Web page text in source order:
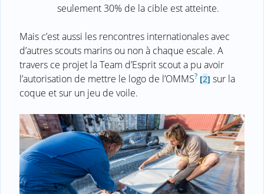
seulement 30% de la cible est atteinte.
Mais c’est aussi les rencontres internationales avec
d’autres scouts marins ou non à chaque escale. A
travers ce projet la Team d’Esprit scout a pu avoir
l’autorisation de mettre le logo de l’OMMS? [2] sur la
coque et sur un jeu de voile.